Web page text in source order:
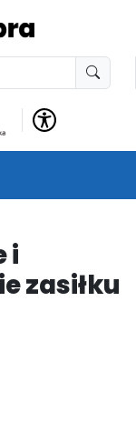
i
zasiłku